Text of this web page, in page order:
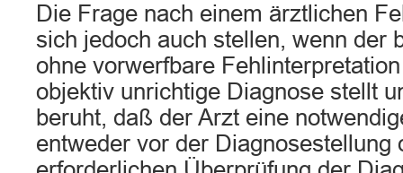
Die Frage nach einem ärztlichen
sich jedoch auch stellen, wenn der
ohne vorwerfbare
objektiv unrichtige Diagnose stellt
beruht, daß der Arzt eine
entweder vor der Diagnosestellung